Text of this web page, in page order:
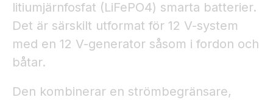
litiumjärnfosfat (LiFePO4) smarta batterier.
Det är särskilt utformat för 12 V-system
med en 12 V-generator såsom i fordon och
båtar.
Den kombinerar en strömbegränsare,